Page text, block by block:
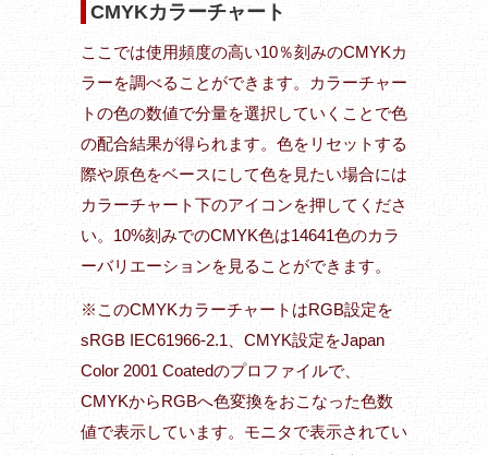
CMYKカラーチャート
ここでは使用頻度の高い10％刻みのCMYKカ
ラーを調べることができます。カラーチャー
トの色の数値で分量を選択していくことで色
の配合結果が得られます。色をリセットする
際や原色をベースにして色を見たい場合には
カラーチャート下のアイコンを押してくださ
い。10%刻みでのCMYK色は14641色のカラ
ーバリエーションを見ることができます。
※このCMYKカラーチャートはRGB設定を
sRGB IEC61966-2.1、CMYK設定をJapan
Color 2001 Coatedのプロファイルで、
CMYKからRGBへ色変換をおこなった色数
値で表示しています。モニタで表示されてい